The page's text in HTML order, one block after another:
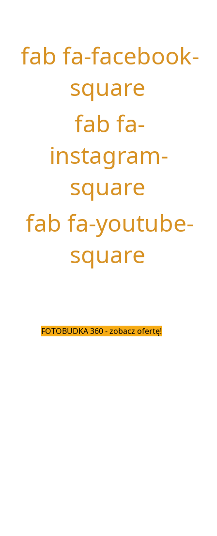
fab fa-facebook-
square
fab fa-
instagram-
square
fab fa-youtube-
square
FOTOBUDKA 360 - zobacz ofertę!